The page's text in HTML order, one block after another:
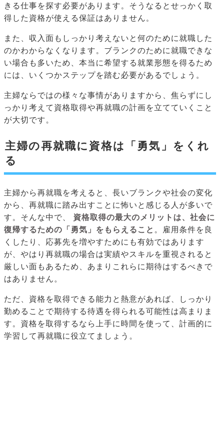
きる仕事を探す必要があります。そうなるとせっかく取
得した資格が使える保証はありません。
また、収入面もしっかり考えないと何のために就職した
のかわからなくなります。ブランクのために就職できな
い場合も多いため、本当に希望する就業形態を得るため
には、いくつかステップを踏む必要があるでしょう。
主婦ならではの様々な事情がありますから、焦らずにし
っかり考えて資格取得や再就職の計画を立てていくこと
が大切です。
主婦の再就職に資格は「勇気」をくれ
る
主婦から再就職を考えると、長いブランクや社会の変化
から、再就職に踏み出すことに怖いと感じる人が多いで
す。そんな中で、
資格取得の最大のメリットは、社会に
復帰するための「勇気」をもらえること 。雇用条件を良
くしたり、応募先を増やすためにも有効ではあります
が、やはり再就職の場合は実績やスキルを重視されると
厳しい面もあるため、あまりこれらに期待はするべきで
はありません。
ただ、資格を取得できる能力と熱意があれば、しっかり
勤めることで期待する待遇を得られる可能性は高まりま
す。資格を取得するなら上手に時間を使って、計画的に
学習して再就職に役立てましょう。